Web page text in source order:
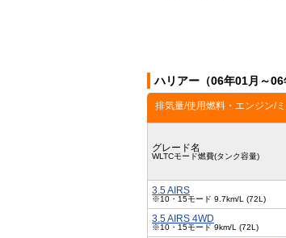
ハリアー（06年01月～
排気量/使用燃料・エンジン/
グレード名
WLTCモード燃費(タンク容量)
3.5 AIRS
※10・15モード 9.7km/L (72L)
3.5 AIRS 4WD
※10・15モード 9km/L (72L)